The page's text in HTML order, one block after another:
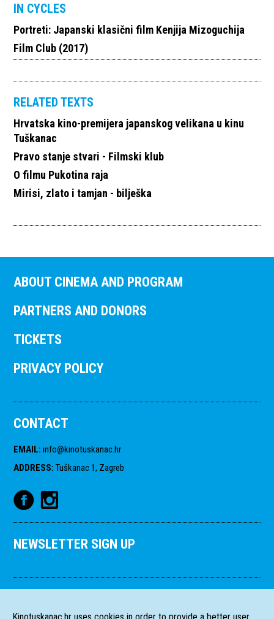
IN CYCLES
Portreti: Japanski klasični film Kenjija Mizoguchija
Film Club (2017)
RELATED TEXTS
Hrvatska kino-premijera japanskog velikana u kinu
Tuškanac
Pravo stanje stvari - Filmski klub
O filmu Pukotina raja
Mirisi, zlato i tamjan - bilješka
ABOUT CINEMA AND PROGRAM
PARTNERS AND DONORS
TICKETS
PRIVACY POLICY
CONTACT
EMAIL: info@kinotuskanac.hr
ADDRESS: Tuškanac 1, Zagreb
NEWSLETTER SIGN UP
Kinotuskanac.hr uses cookies in order to provide a better user